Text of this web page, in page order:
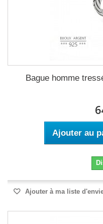
Bague homme
Ajouter au
Ajouter à ma liste